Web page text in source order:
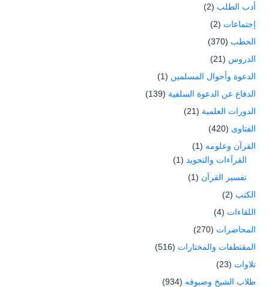
أدب الطلب (2)
إجتماعات (2)
الخطب (370)
الدروس (21)
الدعوة وأحوال المسلمين (1)
الدفاع عن الدعوة السلفية (139)
الدورات العلمية (21)
الفتاوى (420)
القرآن وعلومه (1)
القرآءات والتجويد (1)
تفسير القرآن (1)
الكتب (2)
اللقاءات (4)
المحاضرات (270)
المقتطفات والمختارات (516)
تلاوات (23)
طلاب الشيخ وضيوفه (934)